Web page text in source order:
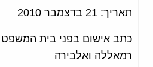
תאריך: 21 בדצמבר 2010
רמאללה ואלבירה